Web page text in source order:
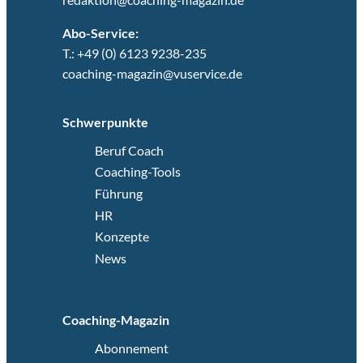
Abo-Service:
T.: +49 (0) 6123 9238-235
coaching-magazin@vuservice.de
Schwerpunkte
Beruf Coach
Coaching-Tools
Führung
HR
Konzepte
News
Coaching-Magazin
Abonnement